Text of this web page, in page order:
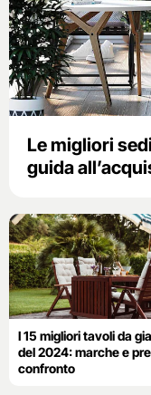
Le migliori
guida
I 15 migliori tavoli da
del 2024: marche e
confronto